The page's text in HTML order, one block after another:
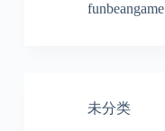
funbeangame
未分类